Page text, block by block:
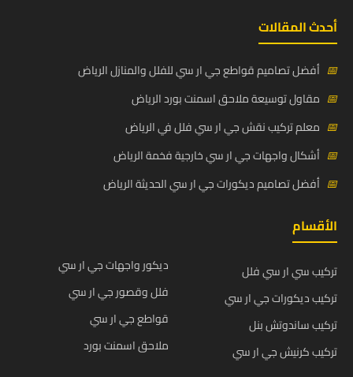
أحدث المقالات
📅 أفضل تصاميم قواطع جي ار سي للفلل والمنازل الرياض
📅 مقاول توسيعة ملاحق اسمنت بورد الرياض
📅 معلم تركيب نقش جي ار سي فلل في الرياض
📅 أشكال واجهات جي ار سي خارجية فخمة الرياض
📅 أفضل تصاميم ديكورات جي ار سي الحديثة الرياض
الأقسام
تركيب سي ار سي فلل
تركيب ديكورات جي ار سي
تركيب ساندوتش بنل
تركيب كرنيش جي ار سي
ديكور واجهات جي ار سي
فلل وقصور جي ار سي
قواطع جي ار سي
ملاحق اسمنت بورد